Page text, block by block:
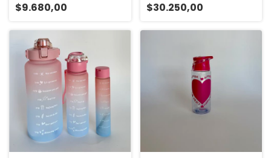
$9.680,00 $30.250,00